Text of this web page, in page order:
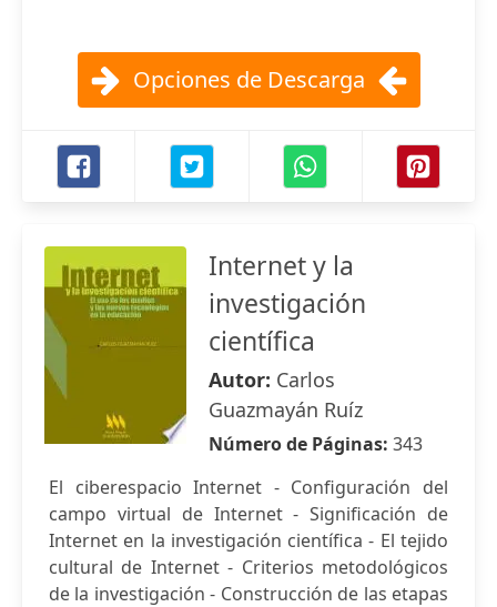
Opciones de Descarga
Internet y la
investigación
científica
Autor: Carlos
Guazmayán Ruíz
Número de Páginas: 343
El ciberespacio Internet - Configuración del
campo virtual de Internet - Significación de
Internet en la investigación científica - El tejido
cultural de Internet - Criterios metodológicos
de la investigación - Construcción de las etapas